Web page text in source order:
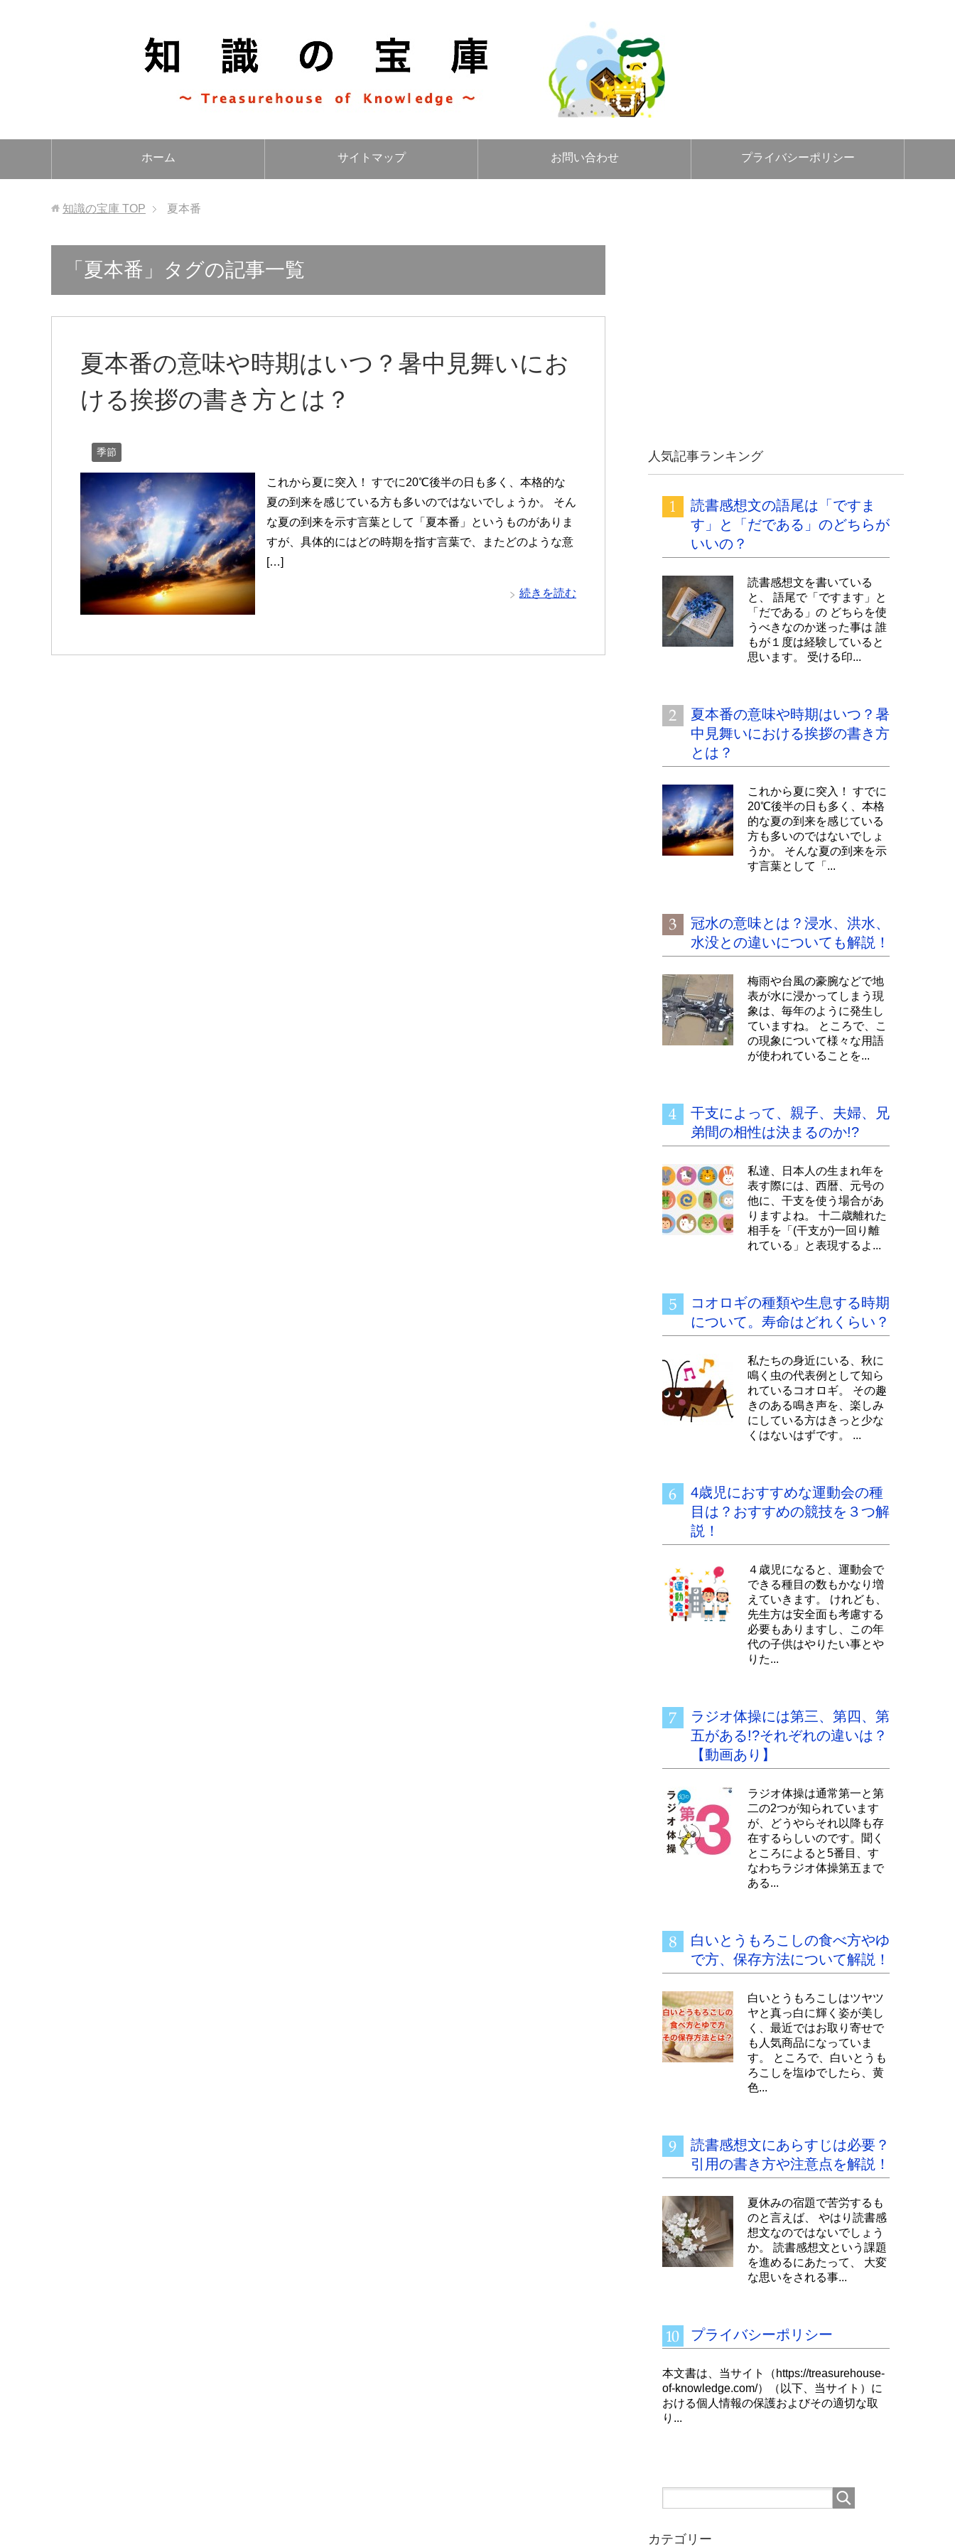
ホーム サイトマップ お問い合わせ プライバシーポリシー
知識の宝庫 TOP 夏本番
「夏本番」タグの記事一覧
夏本番の意味や時期はいつ？暑中見舞いにお
ける挨拶の書き方とは？
季節
これから夏に突入！ すでに20℃後半の日も多く、本格的な
夏の到来を感じている方も多いのではないでしょうか。 そん
な夏の到来を示す言葉として「夏本番」というものがありま
すが、具体的にはどの時期を指す言葉で、またどのような意
[…]
続きを読む
人気記事ランキング
読書感想文の語尾は「ですま
す」と「だである」のどちらが
いいの？
読書感想文を書いている
と、 語尾で「ですます」と
「だである」の どちらを使
うべきなのか迷った事は 誰
もが１度は経験していると
思います。 受ける印...
夏本番の意味や時期はいつ？暑
中見舞いにおける挨拶の書き方
とは？
これから夏に突入！ すでに
20℃後半の日も多く、本格
的な夏の到来を感じている
方も多いのではないでしょ
うか。 そんな夏の到来を示
す言葉として「...
冠水の意味とは？浸水、洪水、
水没との違いについても解説！
梅雨や台風の豪腕などで地
表が水に浸かってしまう現
象は、毎年のように発生し
ていますね。 ところで、こ
の現象について様々な用語
が使われていることを...
干支によって、親子、夫婦、兄
弟間の相性は決まるのか!?
私達、日本人の生まれ年を
表す際には、西暦、元号の
他に、干支を使う場合があ
りますよね。 十二歳離れた
相手を「(干支が)一回り離
れている」と表現するよ...
コオロギの種類や生息する時期
について。寿命はどれくらい？
私たちの身近にいる、秋に
鳴く虫の代表例として知ら
れているコオロギ。 その趣
きのある鳴き声を、楽しみ
にしている方はきっと少な
くはないはずです。 ...
4歳児におすすめな運動会の種
目は？おすすめの競技を３つ解
説！
４歳児になると、運動会で
できる種目の数もかなり増
えていきます。 けれども、
先生方は安全面も考慮する
必要もありますし、この年
代の子供はやりたい事とや
りた...
ラジオ体操には第三、第四、第
五がある!?それぞれの違いは？
【動画あり】
ラジオ体操は通常第一と第
二の2つが知られています
が、どうやらそれ以降も存
在するらしいのです。聞く
ところによると5番目、す
なわちラジオ体操第五まで
ある...
白いとうもろこしの食べ方やゆ
で方、保存方法について解説！
白いとうもろこしはツヤツ
ヤと真っ白に輝く姿が美し
く、最近ではお取り寄せで
も人気商品になっていま
す。 ところで、白いとうも
ろこしを塩ゆでしたら、黄
色...
読書感想文にあらすじは必要？
引用の書き方や注意点を解説！
夏休みの宿題で苦労するも
のと言えば、 やはり読書感
想文なのではないでしょう
か。 読書感想文という課題
を進めるにあたって、 大変
な思いをされる事...
プライバシーポリシー
本文書は、当サイト（https://treasurehouse-
of-knowledge.com/）（以下、当サイト）に
おける個人情報の保護およびその適切な取
り...
カテゴリー